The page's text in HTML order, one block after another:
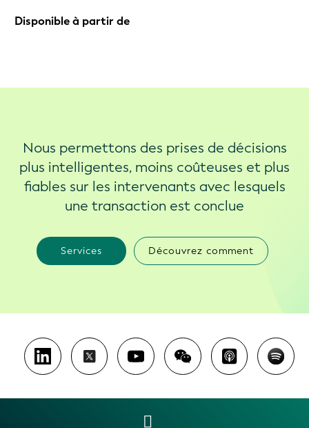
Disponible à partir de
Nous permettons des prises de décisions
plus intelligentes, moins coûteuses et plus
fiables sur les intervenants avec lesquels
une transaction est conclue
Services Découvrez comment